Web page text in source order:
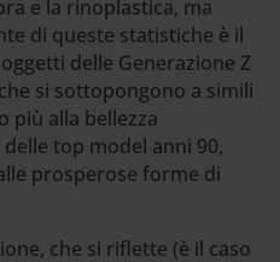
e la rinoplastica, ma
di queste statistiche è il
delle Generazione Z
si sottopongono a simili
più alla bellezza
top model anni 90,
prosperose forme di
che si riflette (è il caso